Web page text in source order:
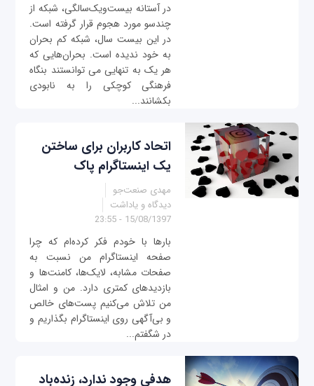
در آستانه بیست‌ویک‌سالگی، شبکه از
چندسو مورد هجوم قرار گرفته است.
در این بیست سال، شبکه کم بحران
به خود ندیده است. بحران‌هایی که
هر یک به تنهایی می توانستند بنگاه
فرهنگی کوچکی را به نابودی
بکشانند...
اتحاد کاربران برای ساختن
یک اینستاگرام پاک
مهدی صنعت‌جو
دیدگاه و یاداشت
15/08/1397 - 23:55
بارها با خودم فکر کرده‌ام که چرا
صفحه‌ اینستاگرام من نسبت به
صفحات مشابه، لایک‌ها، کامنت‌ها و
بازدیدهای کمتری دارد. من و امثال
من تلاش می‌کنیم پست‌های خالص
و بی‌آگهی روی اینستاگرام بگذاریم و
در شگفتم...
هدفی وجود ندارد، زنده‌باد